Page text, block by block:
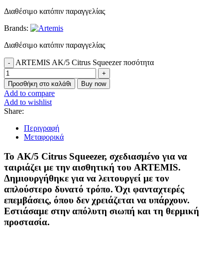
Διαθέσιμο κατόπιν παραγγελίας
Brands:
Διαθέσιμο κατόπιν παραγγελίας
ARTEMIS AK/5 Citrus Squeezer ποσότητα
Προσθήκη στο καλάθι Buy now
Add to compare
Add to wishlist
Share:
Περιγραφή
Μεταφορικά
Το AK/5 Citrus Squeezer, σχεδιασμένο για να
ταιριάζει με την αισθητική του ARTEMIS.
Δημιουργήθηκε για να λειτουργεί με τον
απλούστερο δυνατό τρόπο. Όχι φανταχτερές
επεμβάσεις, όπου δεν χρειάζεται να υπάρχουν.
Εστιάσαμε στην απόλυτη σιωπή και τη θερμική
προστασία.